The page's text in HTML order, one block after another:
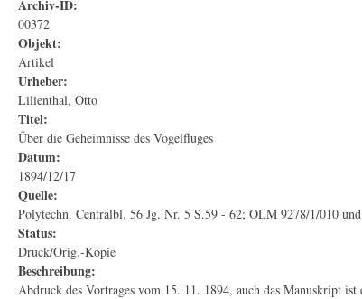
Archiv-ID:
00372
Objekt:
Artikel
Urheber:
Lilienthal, Otto
Titel:
Über die Geheimnisse des Vogelfluges
Datum:
1894/12/17
Quelle:
Polytechn. Centralbl. 56 Jg. Nr. 5 S.59 - 62; OLM 9278/1/010
Status:
Druck/Orig.-Kopie
Beschreibung:
Abdruck des Vortrages vom 15. 11. 1894, auch das Manuskript